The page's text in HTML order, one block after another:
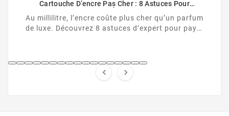
Pas Cher : 8 Astuces Pour
plus cher qu’un parfum
d’expert pour payer
 